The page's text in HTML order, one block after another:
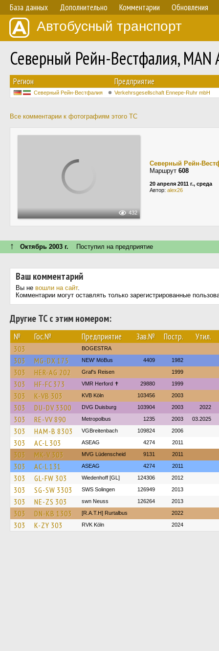
База данных Дополнительно Комментарии Обновления
Автобусный транспорт
Северный Рейн-Вестфалия,
Регион Предприятие
Северный Рейн-Вестфалия Verkehrsgesellschaft Ennepe-Ruhr mbH
Все комментарии к фотографиям этого ТС
432
Северный Рейн-
Маршрут 608
20 апреля 2011 г., среда
Автор: alex26
↑ Октябрь 2003 г. Поступил на предприятие
Ваш комментарий
Вы не вошли на сайт.
Комментарии могут оставлять только зарегистрированные
Другие ТС с этим номером:
№ Гос.№ Предприятие Зав.№ Постр. Утил.
303 BOGESTRA
303 MG-DX 175 NEW' MöBus 4409 1982
303 HER-AG 202 Graf's Reisen 1999
303 HF-FC 373 VMR Herford ✝ 29880 1999
303 K-VB 303 KVB Köln 103456 2003
303 DU-DV 3300 DVG Duisburg 103904 2003 2022
303 RE-VV 890 Metropolbus 1235 2003 03.2025
303 HAM-B 8303 VGBreitenbach 109824 2006
303 AC-L 303 ASEAG 4274 2011
303 MK-V 303 MVG Lüdenscheid 9131 2011
303 AC-L 131 ASEAG 4274 2011
303 GL-FW 303 Wiedenhoff [GL] 124306 2012
303 SG-SW 3303 SWS Solingen 126949 2013
303 NE-ZS 303 swn Neuss 126264 2013
303 DN-KB 1303 [R.A.T.H] Rurtalbus 2022
303 K-ZY 303 RVK Köln 2024